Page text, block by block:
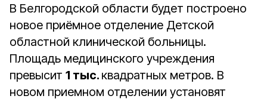
В Белгородской области будет построено
новое приёмное отделение Детской
областной клинической больницы.
Площадь медицинского учреждения
превысит 1 тыс. квадратных метров. В
новом приемном отделении установят